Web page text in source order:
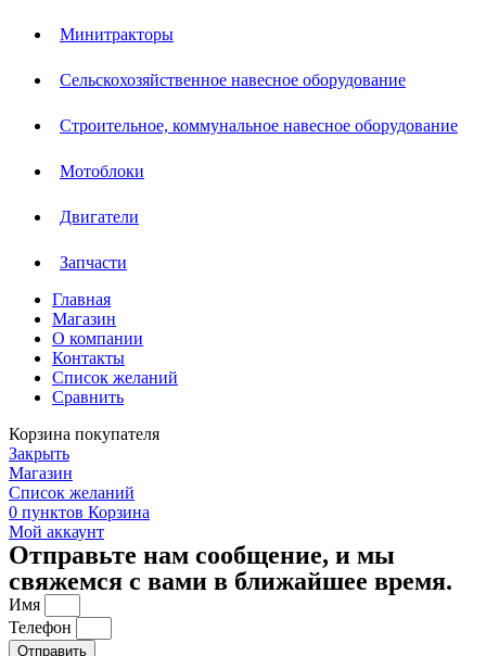
Минитракторы
Сельскохозяйственное навесное оборудование
Строительное, коммунальное навесное оборудование
Мотоблоки
Двигатели
Запчасти
Главная
Магазин
О компании
Контакты
Список желаний
Сравнить
Корзина покупателя
Закрыть
Магазин
Список желаний
0 пунктов Корзина
Мой аккаунт
Отправьте нам сообщение, и мы
свяжемся с вами в ближайшее время.
Имя
Телефон
Отправить